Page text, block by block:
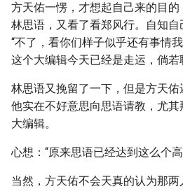
方天佑一愣，才想起自己来的目
林思语，又看了看郑风行。自知自
“不了，看你们样子似乎还有事情
这个大编辑今天已经是走运，倘若
林思语又挽留了一下，但是方天
他实在不好意思向思语请教，尤
大编辑。
心想：“原来思语已经达到这么个
当然，方天佑不会天真的认为那